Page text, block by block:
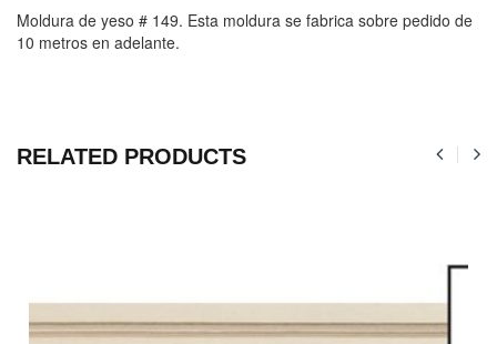
Moldura de yeso # 149. Esta moldura se fabrica sobre pedido de
10 metros en adelante.
RELATED PRODUCTS